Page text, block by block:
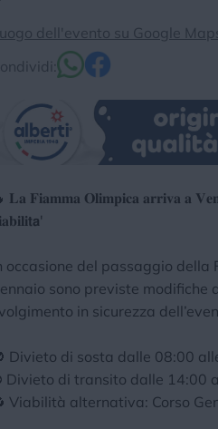
dell'evento su Google
𝐋𝐚 𝐅𝐢𝐚𝐦𝐦𝐚 𝐎𝐥𝐢𝐦𝐩𝐢𝐜𝐚 𝐚𝐫𝐫𝐢𝐯𝐚 𝐚
occasione del passaggio
sono previste
in sicurezza
Divieto di sosta dalle 08:00
Divieto di transito dalle 14:00
Viabilità alternativa: Corso